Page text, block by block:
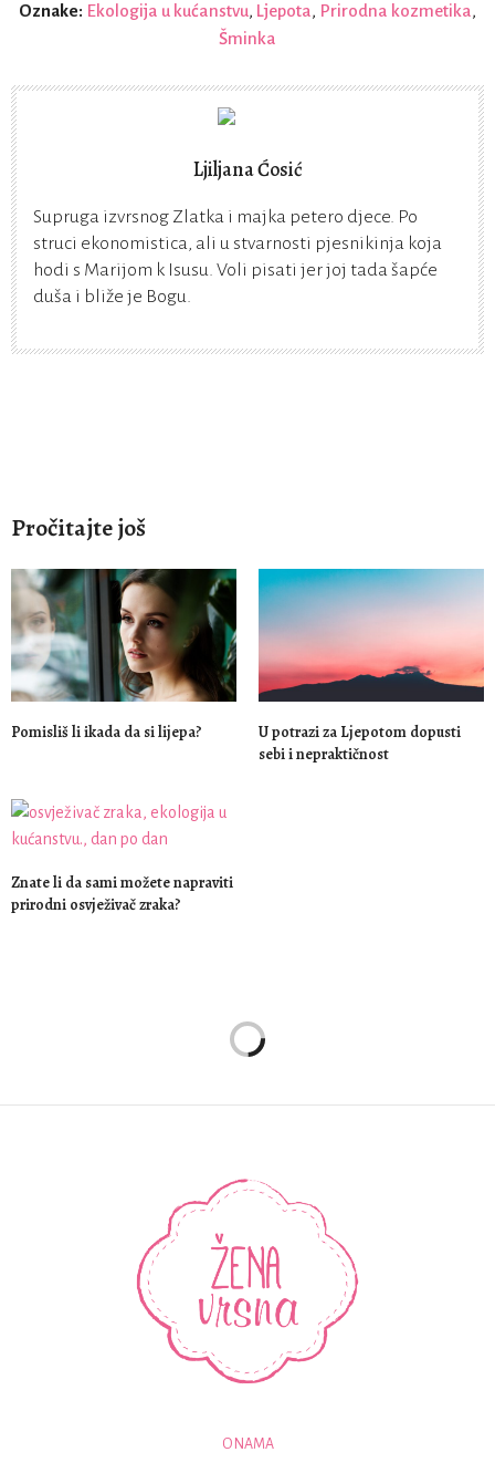
Oznake: Ekologija u kućanstvu, Ljepota, Prirodna kozmetika,
Šminka
Ljiljana Ćosić
Supruga izvrsnog Zlatka i majka petero djece. Po
struci ekonomistica, ali u stvarnosti pjesnikinja koja
hodi s Marijom k Isusu. Voli pisati jer joj tada šapće
duša i bliže je Bogu.
Pročitajte još
Pomisliš li ikada da si lijepa?
U potrazi za Ljepotom dopusti
sebi i nepraktičnost
Znate li da sami možete napraviti
prirodni osvježivač zraka?
O NAMA